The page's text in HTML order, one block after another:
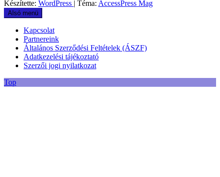
Készítette: WordPress | Téma: AccessPress Mag
Alsó menü
Kapcsolat
Partnereink
Általános Szerződési Feltételek (ÁSZF)
Adatkezelési tájékoztató
Szerzői jogi nyilatkozat
Top